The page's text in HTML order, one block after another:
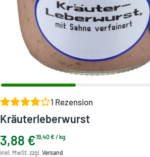
1 Rezension
Kräuterleberwurst
3,88 €19,40€ /kg
inkl. MwSt. zzgl.Versand